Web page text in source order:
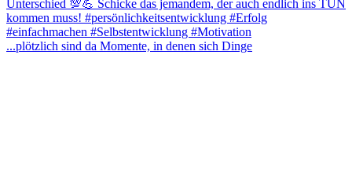
...plötzlich sind da Momente, in denen sich Dinge